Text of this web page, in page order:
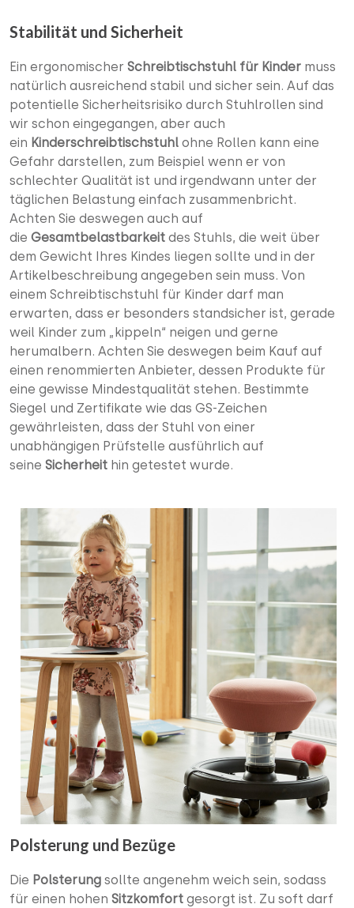
Stabilität und Sicherheit
Ein ergonomischer Schreibtischstuhl für Kinder muss
natürlich ausreichend stabil und sicher sein. Auf das
potentielle Sicherheitsrisiko durch Stuhlrollen sind
wir schon eingegangen, aber auch
ein Kinderschreibtischstuhl ohne Rollen kann eine
Gefahr darstellen, zum Beispiel wenn er von
schlechter Qualität ist und irgendwann unter der
täglichen Belastung einfach zusammenbricht.
Achten Sie deswegen auch auf
die Gesamtbelastbarkeit des Stuhls, die weit über
dem Gewicht Ihres Kindes liegen sollte und in der
Artikelbeschreibung angegeben sein muss. Von
einem Schreibtischstuhl für Kinder darf man
erwarten, dass er besonders standsicher ist, gerade
weil Kinder zum „kippeln“ neigen und gerne
herumalbern. Achten Sie deswegen beim Kauf auf
einen renommierten Anbieter, dessen Produkte für
eine gewisse Mindestqualität stehen. Bestimmte
Siegel und Zertifikate wie das GS-Zeichen
gewährleisten, dass der Stuhl von einer
unabhängigen Prüfstelle ausführlich auf
seine Sicherheit hin getestet wurde.
Polsterung und Bezüge
Die Polsterung sollte angenehm weich sein, sodass
für einen hohen Sitzkomfort gesorgt ist. Zu soft darf